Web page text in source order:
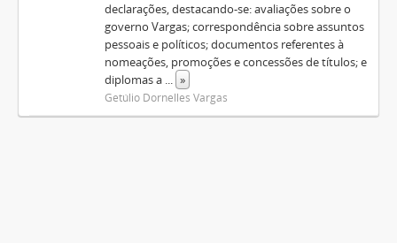
declarações, destacando-se: avaliações sobre o
governo Vargas; correspondência sobre assuntos
pessoais e políticos; documentos referentes à
nomeações, promoções e concessões de títulos; e
diplomas a ... »
Getúlio Dornelles Vargas